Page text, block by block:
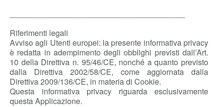
Riferimenti legali
Avviso agli Utenti europei: la presente informativa privacy
è redatta in adempimento degli obblighi previsti dall’Art.
10 della Direttiva n. 95/46/CE, nonché a quanto previsto
dalla Direttiva 2002/58/CE, come aggiornata dalla
Direttiva 2009/136/CE, in materia di Cookie.
Questa informativa privacy riguarda esclusivamente
questa Applicazione.